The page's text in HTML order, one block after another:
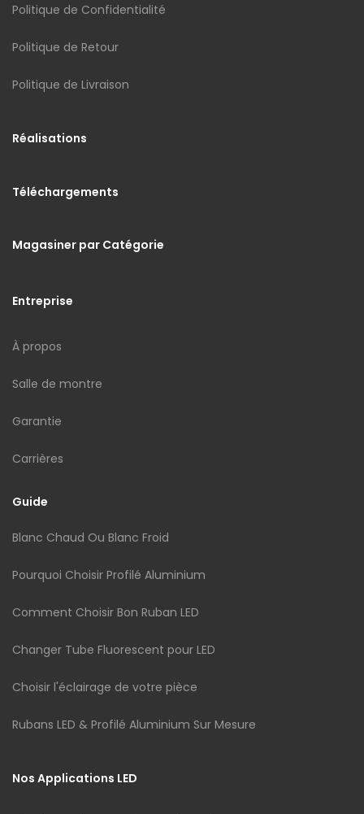
Politique de Confidentialité
Politique de Retour
Politique de Livraison
Réalisations
Téléchargements
Magasiner par Catégorie
Entreprise
À propos
Salle de montre
Garantie
Carrières
Guide
Blanc Chaud Ou Blanc Froid
Pourquoi Choisir Profilé Aluminium
Comment Choisir Bon Ruban LED
Changer Tube Fluorescent pour LED
Choisir l'éclairage de votre pièce
Rubans LED & Profilé Aluminium Sur Mesure
Nos Applications LED